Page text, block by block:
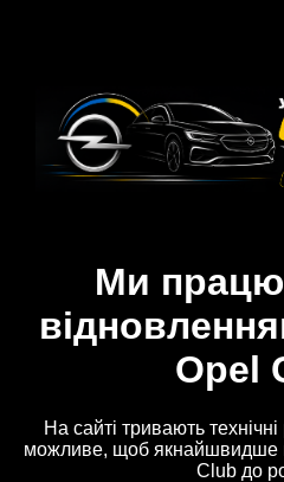
Ми
Opel
На сайті тривають
можливе, щоб якнайшвидше
Club до